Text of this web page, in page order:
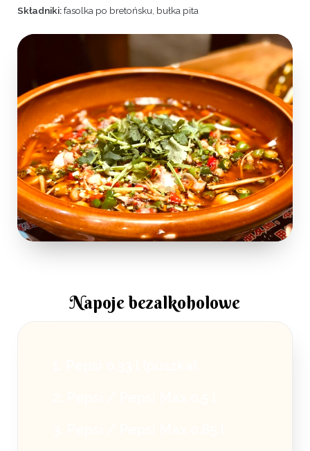
Składniki:fasolka po bretońsku, bułka pita
Napoje bezalkoholowe